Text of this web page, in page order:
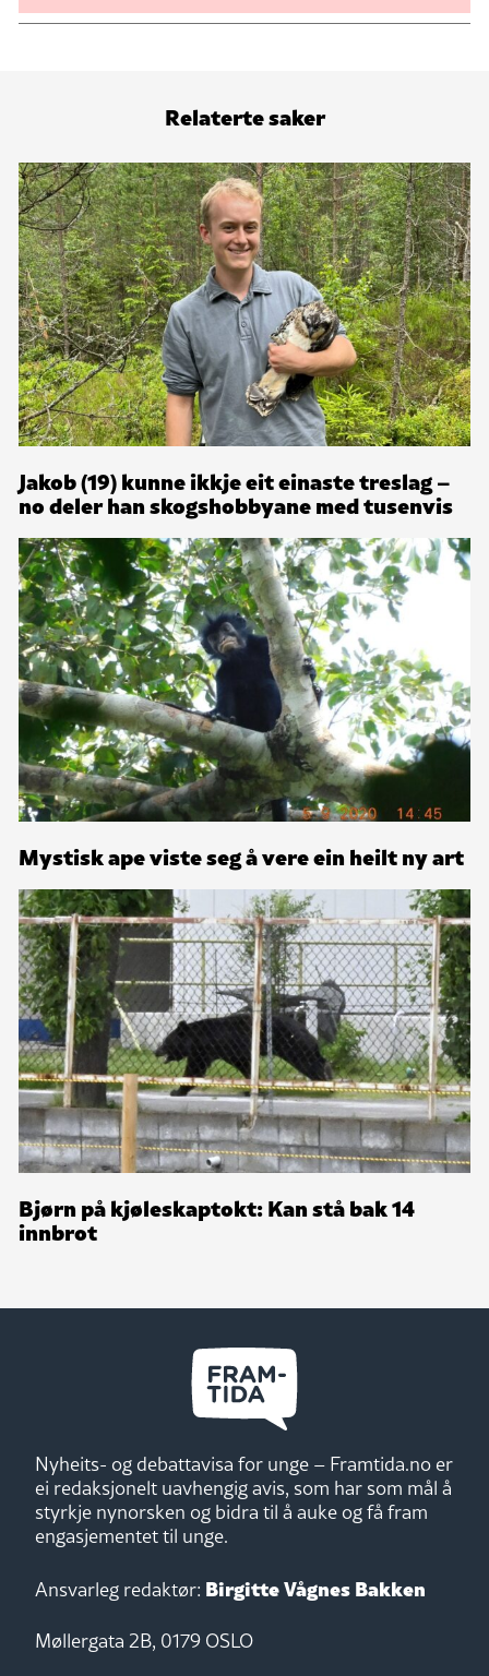
Relaterte saker
Jakob (19) kunne ikkje eit einaste treslag –
no deler han skogshobbyane med tusenvis
Mystisk ape viste seg å vere ein heilt ny art
Bjørn på kjøleskaptokt: Kan stå bak 14
innbrot
Nyheits- og debattavisa for unge – Framtida.no er
ei redaksjonelt uavhengig avis, som har som mål å
styrkje nynorsken og bidra til å auke og få fram
engasjementet til unge.
Ansvarleg redaktør: Birgitte Vågnes Bakken
Møllergata 2B, 0179 OSLO